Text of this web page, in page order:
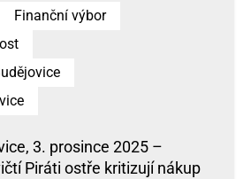
Finanční výbor
3. prosince 2025 –
Piráti ostře kritizují nákup